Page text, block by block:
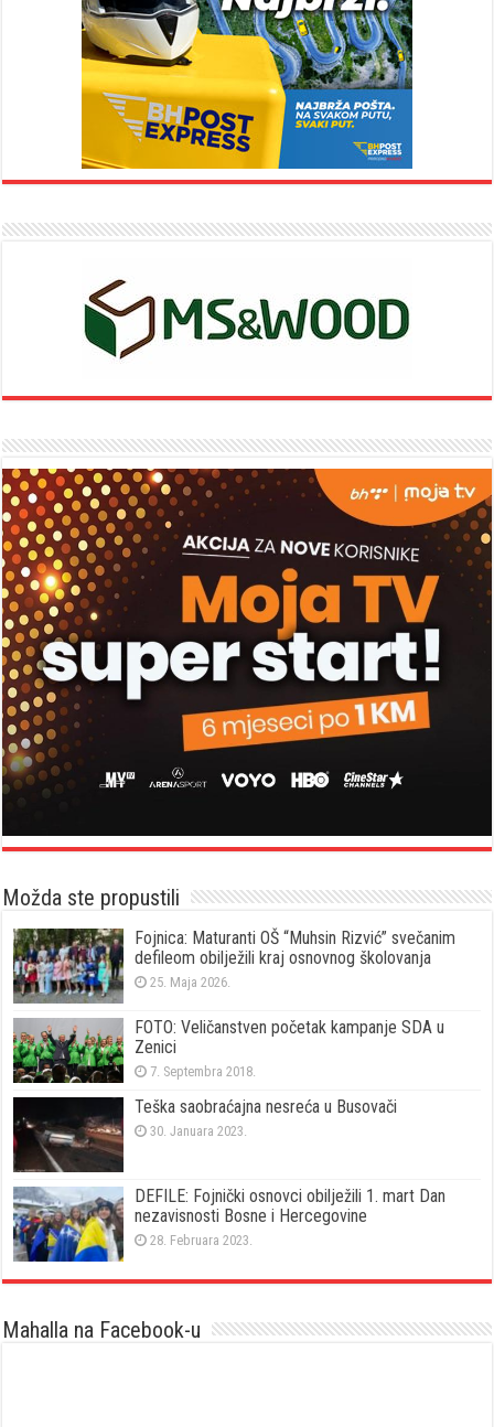
Možda ste propustili
Fojnica: Maturanti OŠ “Muhsin Rizvić” svečanim
defileom obilježili kraj osnovnog školovanja
25. Maja 2026.
FOTO: Veličanstven početak kampanje SDA u
Zenici
7. Septembra 2018.
Teška saobraćajna nesreća u Busovači
30. Januara 2023.
DEFILE: Fojnički osnovci obilježili 1. mart Dan
nezavisnosti Bosne i Hercegovine
28. Februara 2023.
Mahalla na Facebook-u